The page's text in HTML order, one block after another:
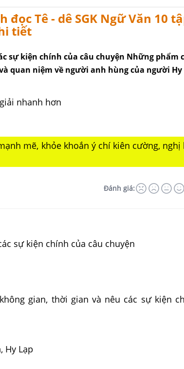
Tê - dê SGK Ngữ Văn 10
tiết
sự kiện chính của câu chuyện Những phẩm
quan niệm về người anh hùng của người Hy
nhanh hơn
mẽ, khỏe khoắn ý chí kiên cường, nghị
Đánh giá:
sự kiện chính của câu chuyện
gian, thời gian và nêu các sự kiện
Hy Lạp